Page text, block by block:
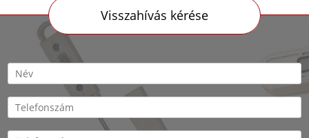
Visszahívás kérése